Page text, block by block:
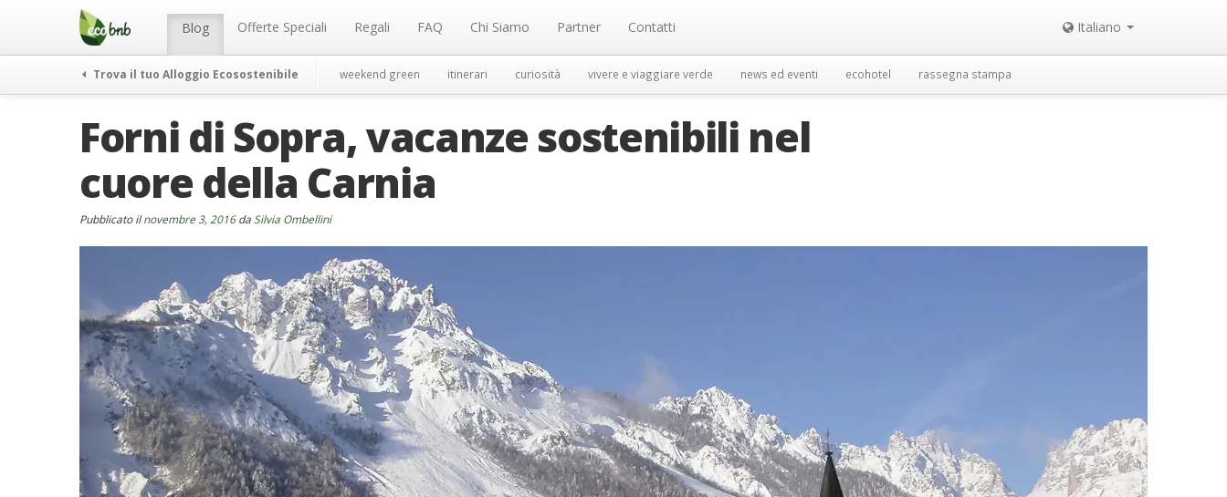
Menu Blog Offerte Speciali Regali FAQ Chi Siamo Partner Contatti Italiano
Trova il tuo Alloggio Ecosostenibile weekend green itinerari curiosità vivere e viaggiare verde news ed eventi ecohotel rassegna stampa
Forni di Sopra, vacanze sostenibili nel
cuore della Carnia
Pubblicato ilnovembre 3, 2016da Silvia Ombellini